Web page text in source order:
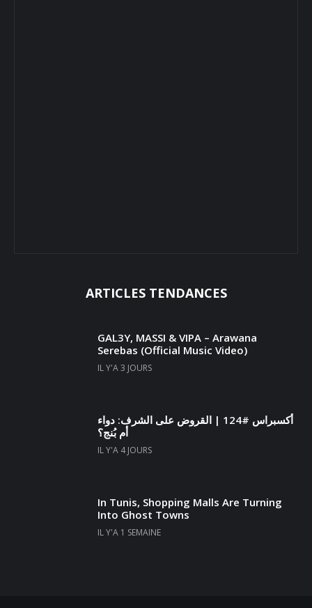
ARTICLES TENDANCES
GAL3Y, MASSI & VIPA – Arawana
Serebas (Official Music Video)
IL Y'A 3 JOURS
أكسبراس #124 | القروض على الشرف: دواء
أم بُنج؟
IL Y'A 4 JOURS
In Tunis, Shopping Malls Are Turning
Into Ghost Towns
IL Y'A 1 SEMAINE